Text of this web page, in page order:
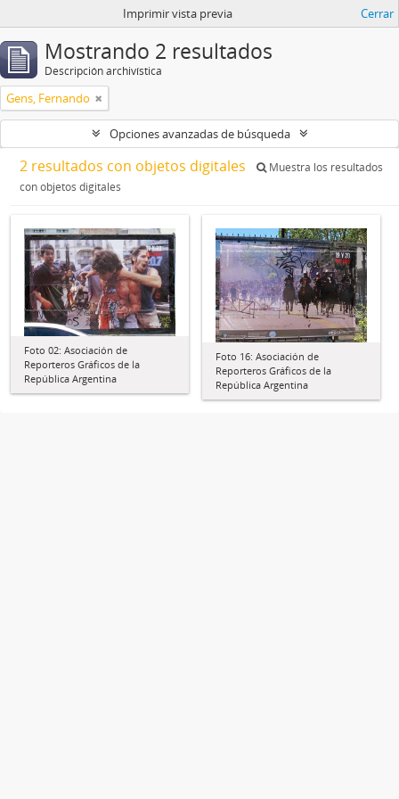
Imprimir vista previa Cerrar
Mostrando 2 resultados
Descripción archivística
Gens, Fernando
Opciones avanzadas de búsqueda
2 resultados con objetos digitales
Muestra los resultados
con objetos digitales
Foto 02: Asociación de
Reporteros Gráficos de la
República Argentina
Foto 16: Asociación de
Reporteros Gráficos de la
República Argentina